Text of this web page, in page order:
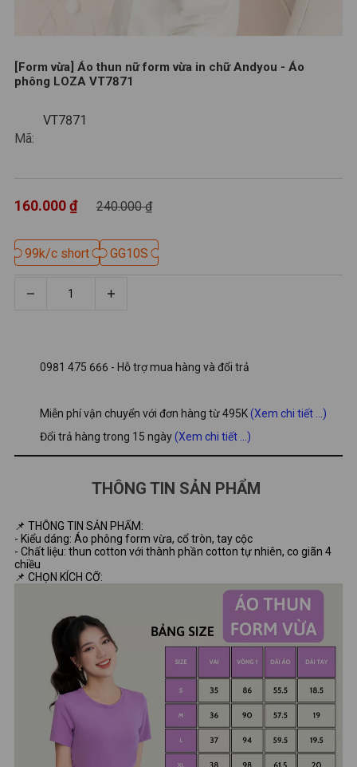
[Form vừa] Áo thun nữ form vừa in chữ Andyou - Áo
phông LOZA VT7871
Mã:
240.000 ₫
160.000 ₫
0981 475 666 - Hỗ trợ mua hàng và đổi trả
Miễn phí vận chuyển với đơn hàng từ 495K(Xem chi tiết ...)
Đổi trả hàng trong 15 ngày(Xem chi tiết ...)
VT7871
99k/c short
99k/c short GG10S
GG10S
THÔNG TIN SẢN PHẨM
📌 THÔNG TIN SẢN PHẨM:
- Kiểu dáng: Áo phông form vừa, cổ tròn, tay cộc
- Chất liệu: thun cotton với thành phần cotton tự nhiên, co giãn 4
chiều
📌 CHỌN KÍCH CỠ: